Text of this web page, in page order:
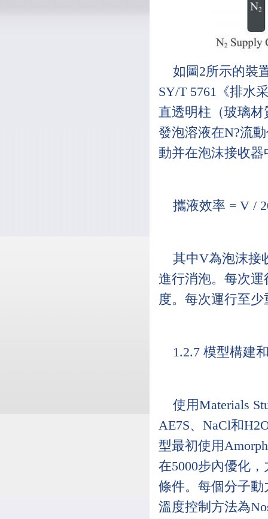
如圖2所示的裝
SY/T 5761《排水
直透明柱（玻璃材
發泡溶液在N?流
動并在泡沫接收
攜液效率 = V /
其中V為泡沫接
進行消泡。每次運
度。每次運行至
1.2.7 模型構建
使用Materials
AE7S、NaCl和
型最初使用
在5000步內優化
條件。每個分子動
溫度控制方法為